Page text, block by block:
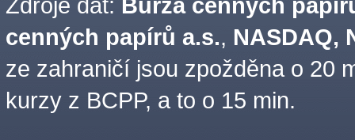
Zdroje dat: Burza cenných
cenných papírů a.s., NASDAQ,
ze zahraničí jsou zpožděna o 20
kurzy z BCPP, a to o 15 min.